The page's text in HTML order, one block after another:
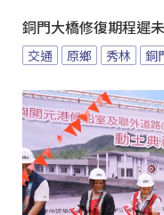
銅門大橋修復期程遲
交通 原鄉 秀林 銅